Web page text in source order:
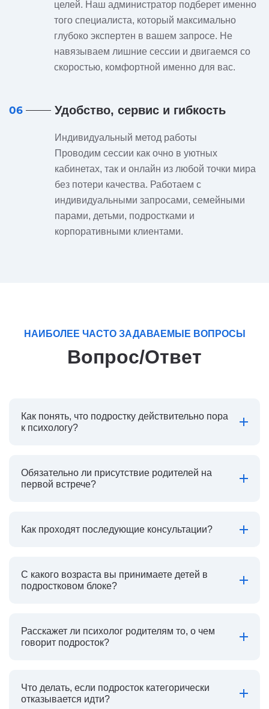
целей. Наш администратор подберет именно
того специалиста, который максимально
глубоко экспертен в вашем запросе. Не
навязываем лишние сессии и двигаемся со
скоростью, комфортной именно для вас.
06 Удобство, сервис и гибкость
Индивидуальный метод работы
Проводим сессии как очно в уютных
кабинетах, так и онлайн из любой точки мира
без потери качества. Работаем с
индивидуальными запросами, семейными
парами, детьми, подростками и
корпоративными клиентами.
НАИБОЛЕЕ ЧАСТО ЗАДАВАЕМЫЕ ВОПРОСЫ
Вопрос/Ответ
Как понять, что подростку действительно пора
к психологу?
Обязательно ли присутствие родителей на
первой встрече?
Как проходят последующие консультации?
С какого возраста вы принимаете детей в
подростковом блоке?
Расскажет ли психолог родителям то, о чем
говорит подросток?
Что делать, если подросток категорически
отказывается идти?